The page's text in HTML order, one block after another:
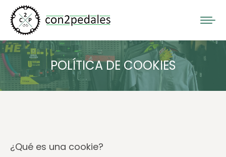
POLÍTICA DE COOKIES
¿Qué es una cookie?